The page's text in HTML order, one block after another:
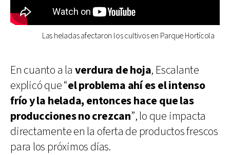
Las heladas afectaron los cultivos en Parque Hortícola
En cuanto a la verdura de hoja, Escalante
explicó que “el problema ahí es el intenso
frío y la helada, entonces hace que las
producciones no crezcan”, lo que impacta
directamente en la oferta de productos frescos
para los próximos días.